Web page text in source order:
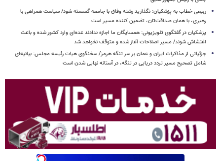
ربیعی خطاب به پزشکیان: نگذارید رشته وفاق با جامعه گسسته شود/ سیاست همراهی با
رهبری، با همان صداقت‌تان، تضمین کننده مسیر است
پزشکیان در گفتگوی تلویزیونی: همسایگان ما اجازه ندادند عده‌ای وارد کشور شده و باعث
اغتشاش شوند/ مسیر اصلاحات آغاز شده و متوقف نخواهد شد
جزئیاتی از مذاکرات ایران و عمان بر سر تنگه هرمز/ سخنگوی هیات رئیسه مجلس: بیانیه‌ای
شامل تصحیح مسیر تردد دریایی در تنگه، در آستانه نهایی شدن است